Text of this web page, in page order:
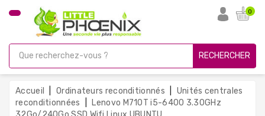
CATÉGORIE
Gamer
Unités
Centrales
Reconditionnées
0
RECHERCHER
Accueil Ordinateurs reconditionnés
Unités centrales
reconditionnées
Lenovo M710T i5-6400 3.30GHz